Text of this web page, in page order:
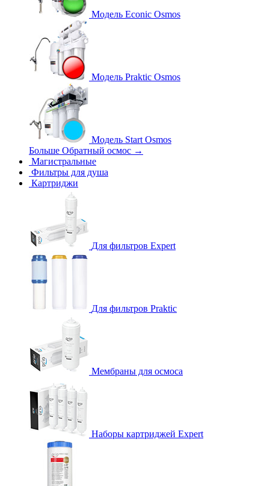
Модель Econic Osmos
Модель Praktic Osmos
Модель Start Osmos
Больше Обратный осмос →
Магистральные
Фильтры для душа
Картриджи
Для фильтров Expert
Для фильтров Praktic
Мембраны для осмоса
Наборы картриджей Expert